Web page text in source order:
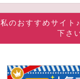
私のおすすめサイ
下さ